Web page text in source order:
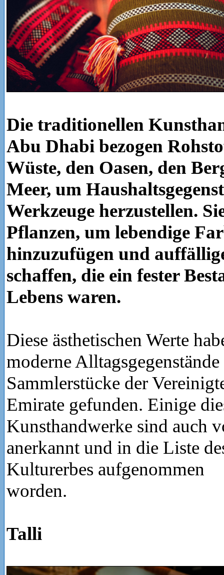
Die traditionellen
Abu Dhabi bezogen
Wüste, den Oasen, den
Meer, um
Werkzeuge herzustellen.
Pflanzen, um lebendige
hinzuzufügen und
schaffen, die ein fester
Lebens waren.
Diese ästhetischen Werte
moderne
Sammlerstücke der
Emirate gefunden. Einige
Kunsthandwerke sind auch
anerkannt und in die Liste
Kulturerbes aufgenommen
worden.
Talli